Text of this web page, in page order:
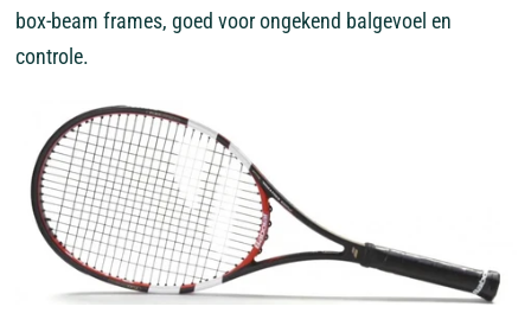
box-beam frames, goed voor ongekend balgevoel en
controle.